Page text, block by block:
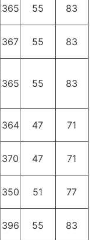
365 55 83
367 55 83
365 55 83
364 47 71
370 47 71
350 51 77
396 55 83